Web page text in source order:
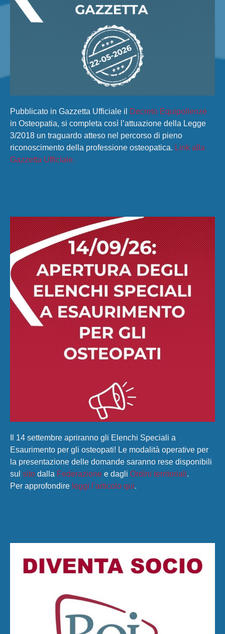
Pubblicato in Gazzetta Ufficiale il
Decreto Equipollenze
in Osteopatia, si completa così l’attuazione della Legge
3/2018 un traguardo atteso nel percorso di pieno
riconoscimento della professione osteopatica. Link alla
Gazzetta Ufficiale.
Il 14 settembre apriranno gli Elenchi Speciali a
Esaurimento per gli osteopati! Le modalità operative per
la presentazione delle domande saranno rese disponibili
sul sitodalla Federazionee dagli Ordini territoriali.
Per approfondire leggi l’articolo qui.